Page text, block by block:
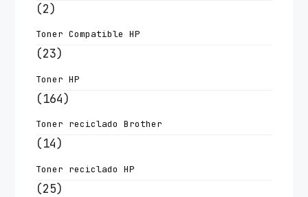
(2)
Toner Compatible HP
(23)
Toner HP
(164)
Toner reciclado Brother
(14)
Toner reciclado HP
(25)